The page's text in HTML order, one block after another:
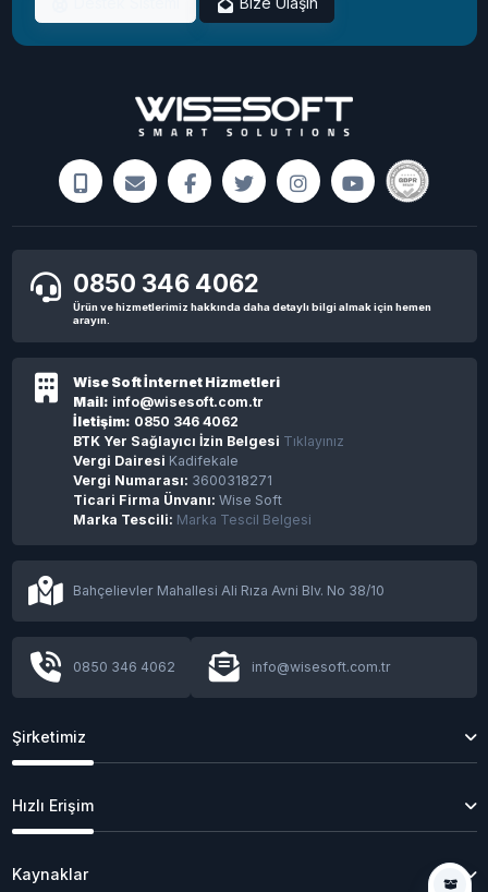
0850 346 4062
Ürün ve hizmetlerimiz hakkında daha detaylı bilgi almak için hemen
arayın.
Wise Soft İnternet Hizmetleri
Mail: info@wisesoft.com.tr
İletişim: 0850 346 4062
BTK Yer Sağlayıcı İzin Belgesi Tıklayınız
Vergi Dairesi Kadifekale
Vergi Numarası: 3600318271
Ticari Firma Ünvanı: Wise Soft
Marka Tescili: Marka Tescil Belgesi
Bahçelievler Mahallesi Ali Rıza Avni Blv. No 38/10
0850 346 4062 info@wisesoft.com.tr
Şirketimiz
Hızlı Erişim
Kaynaklar